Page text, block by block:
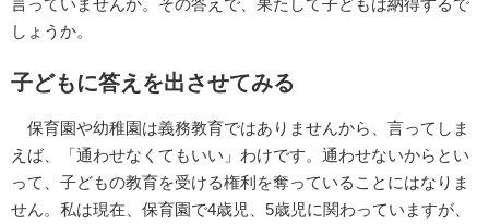
しょうか。
子どもに答えを出させてみる
保育園や幼稚園は義務教育ではありませんから、言ってしま
えば、「通わせなくてもいい」わけです。通わせないからとい
って、子どもの教育を受ける権利を奪っていることにはなりま
せん。私は現在、保育園で4歳児、5歳児に関わっていますが、